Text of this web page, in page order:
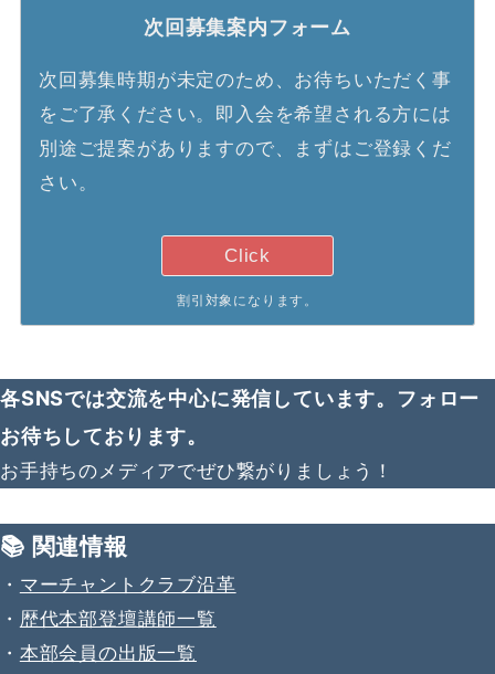
次回募集案内フォーム
次回募集時期が未定のため、お待ちいただく事
をご了承ください。即入会を希望される方には
別途ご提案がありますので、まずはご登録くだ
さい。
Click
割引対象になります。
各SNSでは交流を中心に発信しています。フォロー
お待ちしております。
お手持ちのメディアでぜひ繋がりましょう！
📚 関連情報
・ マーチャントクラブ沿革
・ 歴代本部登壇講師一覧
・ 本部会員の出版一覧